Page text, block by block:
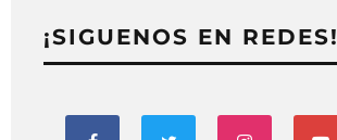
¡SIGUENOS EN REDES!